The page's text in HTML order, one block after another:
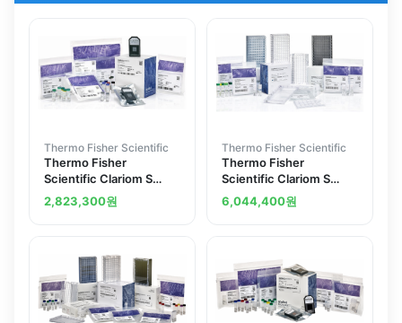
Thermo Fisher Scientific
Thermo Fisher
Scientific Clariom S
Assay human 10
reactions
2,823,300원
Thermo Fisher Scientific
Thermo Fisher
Scientific Clariom S
Assay HT mouse 30
reactions
6,044,400원